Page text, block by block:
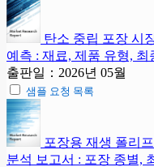
탄소 중립 포장 시
예측 : 재료, 제품 유형,
출판일：2026년 05월
샘플 요청 목록
포장용 재생 폴리
분석 보고서 : 포장 종별,